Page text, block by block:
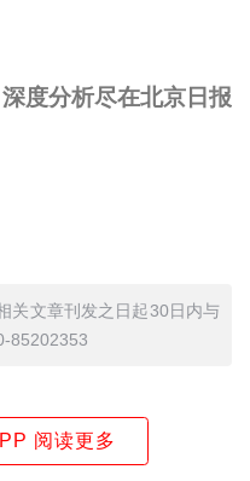
度分析尽在北京日报
关文章刊发之日起30日内与
85202353
阅读更多